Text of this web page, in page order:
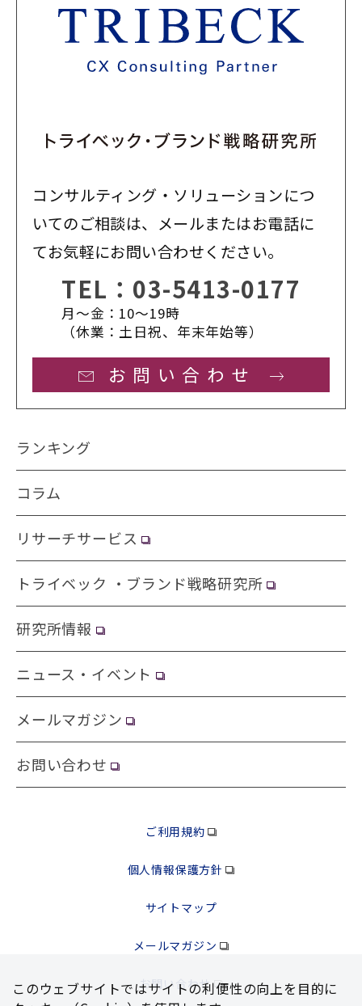
コンサルティング・ソリューションにつ
いてのご相談は、メールまたはお電話に
てお気軽にお問い合わせください。
TEL： 03-5413-0177
月〜金：10〜19時
（休業：土日祝、年末年始等）
お問い合わせ
ランキング
コラム
リサーチサービス
トライベック ・ブランド戦略研究所
研究所情報
ニュース・イベント
メールマガジン
お問い合わせ
ご利用規約
個人情報保護方針
サイトマップ
メールマガジン
お問い合わせ
このウェブサイトではサイトの利便性の向上を⽬的に